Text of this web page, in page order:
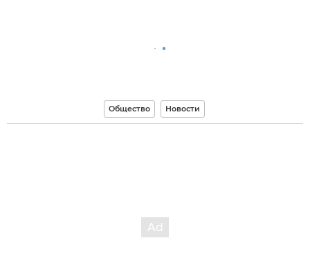
Общество Новости